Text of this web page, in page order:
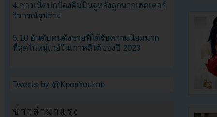
4.ชาวเน็ตปกป้องคิมมินจูหลังถูกพวกเฮดเตอร์
วิจารณ์รูปร่าง
5.10 อันดับคนดังชายที่ได้รับความนิยมมาก
ที่สุดในหมู่เกย์ในเกาหลีใต้ของปี 2023
Tweets by @KpopYouzab
ข่าวล่ามาแรง